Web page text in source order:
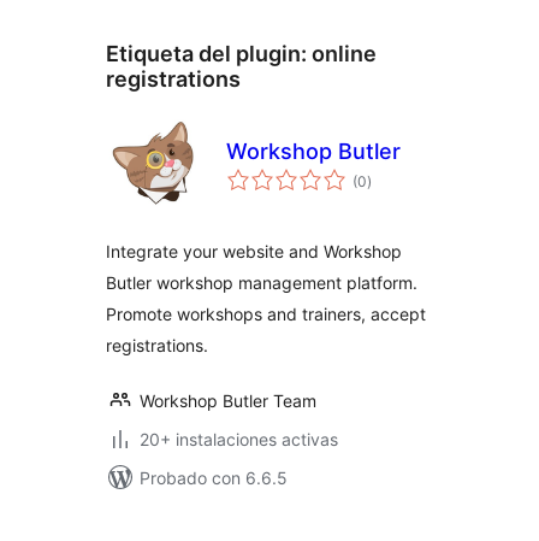
Etiqueta del plugin: online
registrations
Workshop Butler
(0total
de
)
Integrate your website and Workshop
Butler workshop management platform.
Promote workshops and trainers, accept
registrations.
Workshop Butler Team
20+ instalaciones activas
Probado con 6.6.5